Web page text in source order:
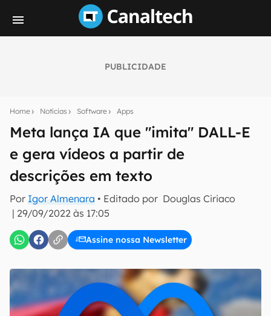
PUBLICIDADE
Home Notícias Software Apps
Meta lança IA que "imita" DALL-E
e gera vídeos a partir de
descrições em texto
Por Igor Almenara • Editado por Douglas Ciriaco
| 29/09/2022 às 17:05
Assine nossa Newsletter
notícias e reviews sobre tecnologia em primeira
mão.
E-mail
inscreva-se
Confirmo que li, aceito e concordo com os Termos de
Uso e Política de Privacidade do Canaltech.